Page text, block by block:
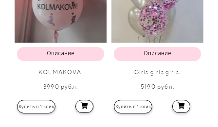
Описание
KOLMAKOVA
3990 рубл.
Купить в 1 клик
Описание
Girls girls girls
5190 рубл.
Купить в 1 клик